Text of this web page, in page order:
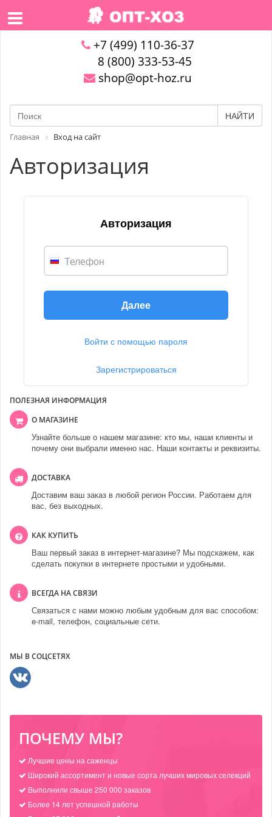
+7 (499) 110-36-37
8 (800) 333-53-45
shop@opt-hoz.ru
НАЙТИ
Главная Вход на сайт
Авторизация
Авторизация
Телефон
Далее
Войти с помощью пароля
Зарегистрироваться
ПОЛЕЗНАЯ ИНФОРМАЦИЯ
О МАГАЗИНЕ
Узнайте больше о нашем магазине: кто мы, наши клиенты и
почему они выбрали именно нас. Наши контакты и реквизиты.
ДОСТАВКА
Доставим ваш заказ в любой регион России. Работаем для
вас, без выходных.
КАК КУПИТЬ
Ваш первый заказ в интернет-магазине? Мы подскажем, как
сделать покупки в интернете простыми и удобными.
ВСЕГДА НА СВЯЗИ
Связаться с нами можно любым удобным для вас способом:
e-mail, телефон, социальные сети.
МЫ В СОЦСЕТЯХ
ПОЧЕМУ МЫ?
Лучшие цены на саженцы
Широкий ассортимент и новые сорта лучших мировых селекций
Выполнили свыше 250 000 заказов
Более 14 лет успешной работы